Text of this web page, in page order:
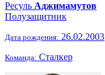
Ресуль Аджимамутов
Полузащитник
Дата рождения: 26.02.2003
Команда: Сталкер